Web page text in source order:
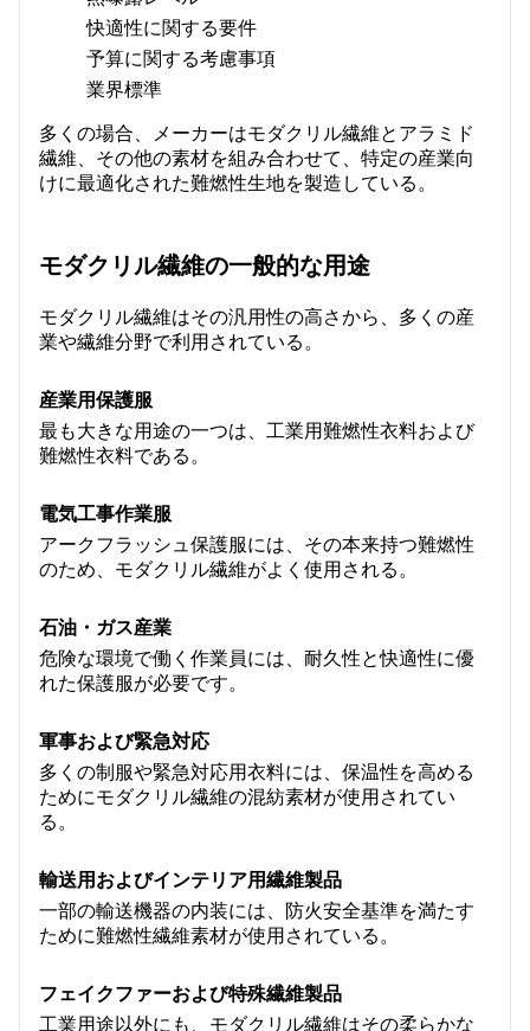
快適性に関する要件
予算に関する考慮事項
業界標準
多くの場合、メーカーはモダクリル繊維とアラミド
繊維、その他の素材を組み合わせて、特定の産業向
けに最適化された難燃性生地を製造している。
モダクリル繊維の一般的な用途
モダクリル繊維はその汎用性の高さから、多くの産
業や繊維分野で利用されている。
産業用保護服
最も大きな用途の一つは、工業用難燃性衣料および
難燃性衣料である。
電気工事作業服
アークフラッシュ保護服には、その本来持つ難燃性
のため、モダクリル繊維がよく使用される。
石油・ガス産業
危険な環境で働く作業員には、耐久性と快適性に優
れた保護服が必要です。
軍事および緊急対応
多くの制服や緊急対応用衣料には、保温性を高める
ためにモダクリル繊維の混紡素材が使用されてい
る。
輸送用およびインテリア用繊維製品
一部の輸送機器の内装には、防火安全基準を満たす
ために難燃性繊維素材が使用されている。
フェイクファーおよび特殊繊維製品
工業用途以外にも、モダクリル繊維はその柔らかな